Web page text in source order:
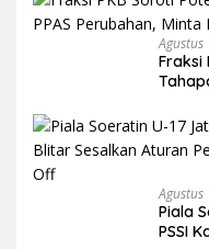
Fraksi
Piala
PSSI